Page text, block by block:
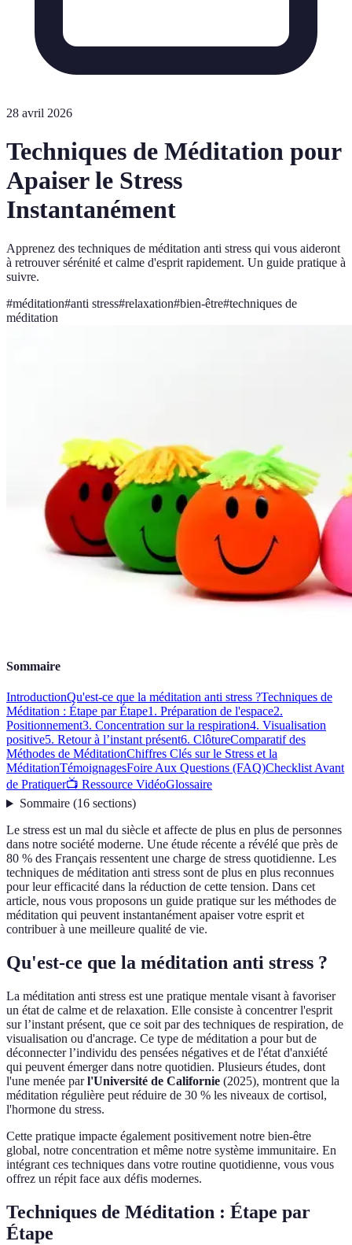
28 avril 2026
Techniques de Méditation pour
Apaiser le Stress
Instantanément
Apprenez des techniques de méditation anti stress qui vous aideront
à retrouver sérénité et calme d'esprit rapidement. Un guide pratique à
suivre.
#méditation#anti stress#relaxation#bien-être#techniques de
méditation
Sommaire
IntroductionQu'est-ce que la méditation anti stress ?Techniques de
Méditation : Étape par Étape1. Préparation de l'espace2.
Positionnement3. Concentration sur la respiration4. Visualisation
positive5. Retour à l’instant présent6. ClôtureComparatif des
Méthodes de MéditationChiffres Clés sur le Stress et la
MéditationTémoignagesFoire Aux Questions (FAQ)Checklist Avant
de Pratiquer📺 Ressource VidéoGlossaire
Sommaire(16 sections)
Le stress est un mal du siècle et affecte de plus en plus de personnes
dans notre société moderne. Une étude récente a révélé que près de
80 % des Français ressentent une charge de stress quotidienne. Les
techniques de méditation anti stress sont de plus en plus reconnues
pour leur efficacité dans la réduction de cette tension. Dans cet
article, nous vous proposons un guide pratique sur les méthodes de
méditation qui peuvent instantanément apaiser votre esprit et
contribuer à une meilleure qualité de vie.
Qu'est-ce que la méditation anti stress ?
La méditation anti stress est une pratique mentale visant à favoriser
un état de calme et de relaxation. Elle consiste à concentrer l'esprit
sur l’instant présent, que ce soit par des techniques de respiration, de
visualisation ou d'ancrage. Ce type de méditation a pour but de
déconnecter l’individu des pensées négatives et de l'état d'anxiété
qui peuvent émerger dans notre quotidien. Plusieurs études, dont
l'une menée parl'Université de Californie (2025), montrent que la
méditation régulière peut réduire de 30 % les niveaux de cortisol,
l'hormone du stress.
Cette pratique impacte également positivement notre bien-être
global, notre concentration et même notre système immunitaire. En
intégrant ces techniques dans votre routine quotidienne, vous vous
offrez un répit face aux défis modernes.
Techniques de Méditation : Étape par
Étape